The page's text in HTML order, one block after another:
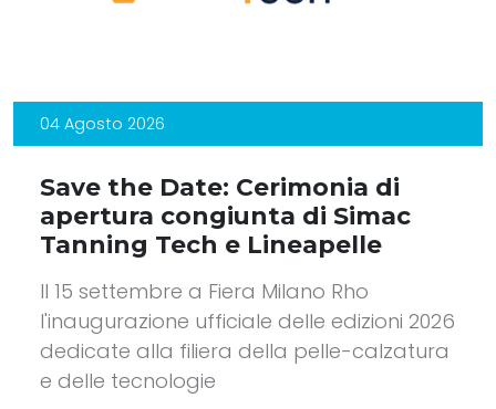
04 Agosto 2026
Save the Date: Cerimonia di
apertura congiunta di Simac
Tanning Tech e Lineapelle
Il 15 settembre a Fiera Milano Rho
l'inaugurazione ufficiale delle edizioni 2026
dedicate alla filiera della pelle-calzatura
e delle tecnologie